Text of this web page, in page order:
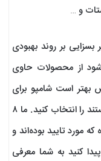
و …
بر روند بهبودی
از محصولات حاوی
بهتر است شامپو برای
موهای کاشته شده که حاوی مواد طبیعی هستند را انتخاب کنید. ما ۸
مورد تایید بوده‌اند و
کنید به شما معرفی